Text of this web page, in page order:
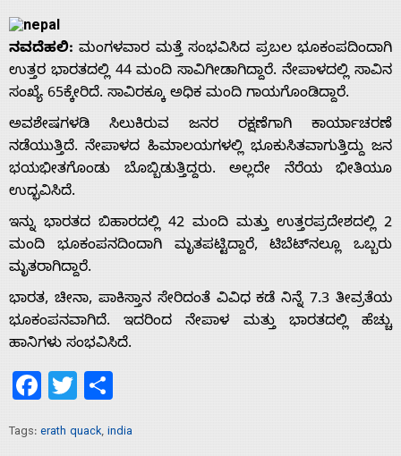
ನವದೆಹಲಿ: ಮಂಗಳವಾರ ಮತ್ತೆ ಸಂಭವಿಸಿದ ಪ್ರಬಲ ಭೂಕಂಪದಿಂದಾಗಿ
ಉತ್ತರ ಭಾರತದಲ್ಲಿ 44 ಮಂದಿ ಸಾವಿಗೀಡಾಗಿದ್ದಾರೆ. ನೇಪಾಳದಲ್ಲಿ ಸಾವಿನ
ಸಂಖ್ಯೆ 65ಕ್ಕೇರಿದೆ. ಸಾವಿರಕ್ಕೂ ಅಧಿಕ ಮಂದಿ ಗಾಯಗೊಂಡಿದ್ದಾರೆ.
ಅವಶೇಷಗಳಡಿ ಸಿಲುಕಿರುವ ಜನರ ರಕ್ಷಣೆಗಾಗಿ ಕಾರ್ಯಾಚರಣೆ
ನಡೆಯುತ್ತಿದೆ. ನೇಪಾಳದ ಹಿಮಾಲಯಗಳಲ್ಲಿ ಭೂಕುಸಿತವಾಗುತ್ತಿದ್ದು ಜನ
ಭಯಭೀತಗೊಂಡು ಬೊಬ್ಬಿಡುತ್ತಿದ್ದರು. ಅಲ್ಲದೇ ನೆರೆಯ ಭೀತಿಯೂ
ಉದ್ಭವಿಸಿದೆ.
ಇನ್ನು ಭಾರತದ ಬಿಹಾರದಲ್ಲಿ 42 ಮಂದಿ ಮತ್ತು ಉತ್ತರಪ್ರದೇಶದಲ್ಲಿ 2
ಮಂದಿ ಭೂಕಂಪನದಿಂದಾಗಿ ಮೃತಪಟ್ಟಿದ್ದಾರೆ, ಟಿಬೆಟ್‌ನಲ್ಲೂ ಒಬ್ಬರು
ಮೃತರಾಗಿದ್ದಾರೆ.
ಭಾರತ, ಚೀನಾ, ಪಾಕಿಸ್ತಾನ ಸೇರಿದಂತೆ ವಿವಿಧ ಕಡೆ ನಿನ್ನೆ 7.3 ತೀವ್ರತೆಯ
ಭೂಕಂಪನವಾಗಿದೆ. ಇದರಿಂದ ನೇಪಾಳ ಮತ್ತು ಭಾರತದಲ್ಲಿ ಹೆಚ್ಚು
ಹಾನಿಗಳು ಸಂಭವಿಸಿದೆ.
Facebook
Twitter
Tags: erath quack, india